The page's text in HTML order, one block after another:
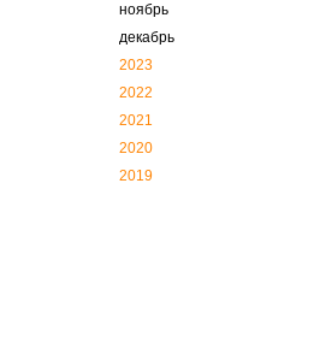
ноябрь
декабрь
2023
2022
2021
2020
2019